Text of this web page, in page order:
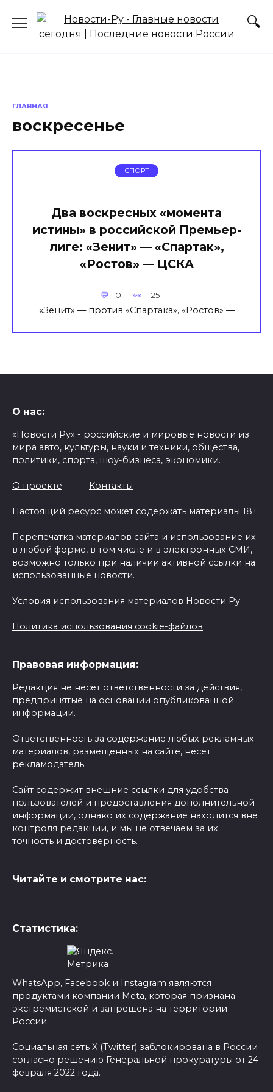
содержанию
ГЛАВНАЯ
воскресенье
СПОРТ
Два воскресных «момента
истины» в российской Премьер-
лиге: «Зенит» — «Спартак»,
«Ростов» — ЦСКА
0 125
«Зенит» — против «Спартака», «Ростов» —
О нас:
«Новости Ру» - российские и мировые новости из
мира авто, культуры, науки и техники, общества,
политики, спорта, шоу-бизнеса, экономики.
О проекте Контакты
Настоящий ресурс может содержать материалы 18+
Перепечатка материалов сайта и использование их
в любой форме, в том числе и в электронных СМИ,
возможно только при наличии активной ссылки на
использованные новости.
Условия использования материалов Новости Ру
Политика использования cookie-файлов
Правовая информация:
Редакция не несет ответственности за действия,
предпринятые на основании опубликованной
информации.
Ответственность за содержание любых рекламных
материалов, размещенных на сайте, несет
рекламодатель.
Сайт содержит внешние ссылки для удобства
пользователей и предоставления дополнительной
информации, однако их содержание находится вне
контроля редакции, и мы не отвечаем за их
точность и достоверность.
Читайте и смотрите нас:
Статистика:
WhatsApp, Facebook и Instagram являются
продуктами компании Meta, которая признана
экстремистской и запрещена на территории
России.
Социальная сеть X (Twitter) заблокирована в России
согласно решению Генеральной прокуратуры от 24
февраля 2022 года.